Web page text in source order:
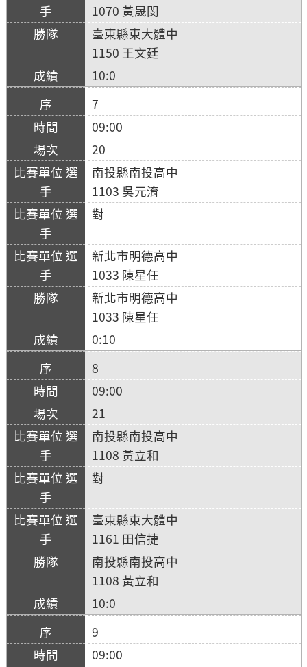
1070 黃晟閔
臺東縣東大體中
1150 王文廷
10:0
7
09:00
20
南投縣南投高中
1103 吳元淯
對
新北市明德高中
1033 陳星任
新北市明德高中
1033 陳星任
0:10
8
09:00
21
南投縣南投高中
1108 黃立和
對
臺東縣東大體中
1161 田信捷
南投縣南投高中
1108 黃立和
10:0
9
09:00